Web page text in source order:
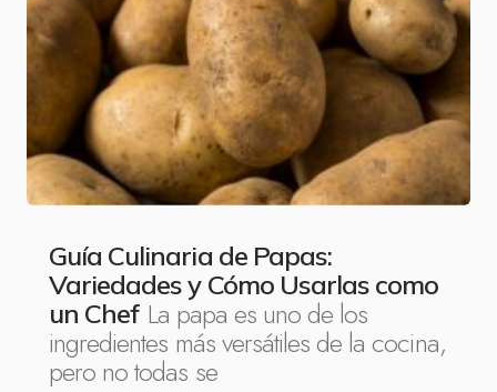
Guía Culinaria de Papas:
Variedades y Cómo Usarlas como
un Chef La papa es uno de los
ingredientes más versátiles de la cocina,
pero no todas se